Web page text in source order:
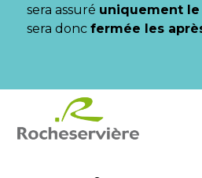
sera assuré uniquement
sera donc fermée les
contenu
pied